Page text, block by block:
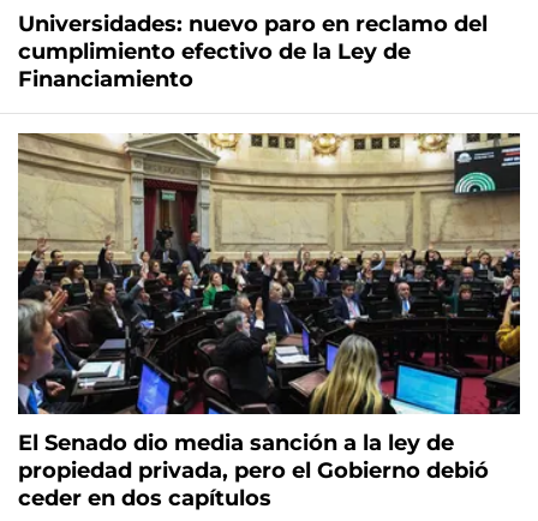
Universidades: nuevo paro en reclamo del
cumplimiento efectivo de la Ley de
Financiamiento
El Senado dio media sanción a la ley de
propiedad privada, pero el Gobierno debió
ceder en dos capítulos